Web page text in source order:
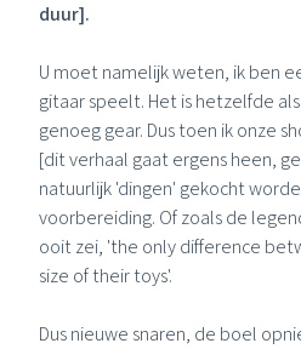
duur].
U moet namelijk weten, ik ben
gitaar speelt. Het is hetzelfde
genoeg gear. Dus toen ik onze
[dit verhaal gaat ergens heen,
natuurlijk 'dingen' gekocht
voorbereiding. Of zoals de
ooit zei, 'the only difference
size of their toys'.
Dus nieuwe snaren, de boel